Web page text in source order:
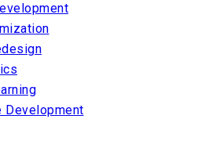
Development